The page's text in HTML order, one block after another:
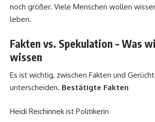
noch größer. Viele Menschen wollen
leben.
Fakten vs. Spekulation – Was
wissen
Es ist wichtig, zwischen Fakten und
unterscheiden. Bestätigte Fakten
Heidi Reichinnek ist Politikerin